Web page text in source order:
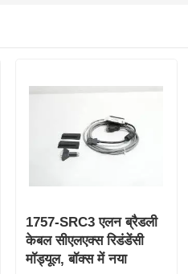
1757-SRC3 एलन ब्रैडली
केबल सीएलएक्स रिडंडेंसी
मॉड्यूल, बॉक्स में नया